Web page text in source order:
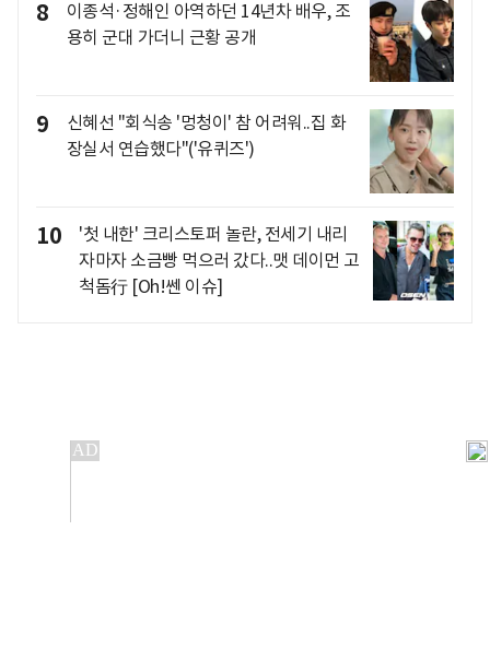
8
이종석·정해인 아역하던 14년차 배우, 조
용히 군대 가더니 근황 공개
9
신혜선 "회식송 '멍청이' 참 어려워..집 화
장실서 연습했다"('유퀴즈')
10
'첫 내한' 크리스토퍼 놀란, 전세기 내리
자마자 소금빵 먹으러 갔다..맷 데이먼 고
척돔行 [Oh!쎈 이슈]